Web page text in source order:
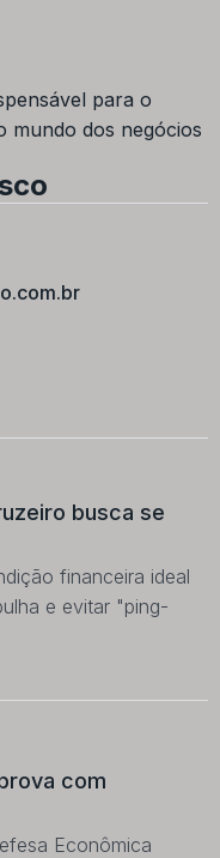
para o
mundo dos negócios
busca se
financeira ideal
e evitar "ping-
com
Econômica